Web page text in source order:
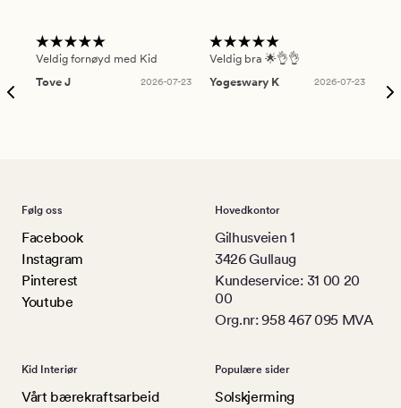
Veldig fornøyd med Kid
Tove J
2026-07-23
Veldig bra 🌟👌👌
Yogeswary K
2026-07-23
Følg oss
Facebook
Instagram
Pinterest
Youtube
Hovedkontor
Gilhusveien 1
3426 Gullaug
Kundeservice: 31 00 20
00
Org.nr: 958 467 095 MVA
Kid Interiør
Vårt bærekraftsarbeid
Populære sider
Solskjerming